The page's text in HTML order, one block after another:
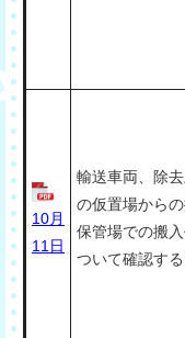
10月
11日
輸送車両、除
の仮置場からの
保管場での搬
ついて確認す